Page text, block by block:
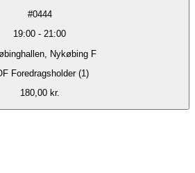
#0444
19:00 - 21:00
Nykøbing F
Foredragsholder (1)
180,00 kr.